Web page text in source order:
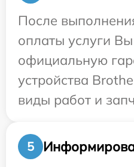
После
оплаты услуги
официальную
устройства
виды работ и
5